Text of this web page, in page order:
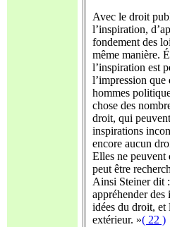
Avec le droit
l’inspiration,
fondement des
même manière.
l’inspiration est
l’impression
hommes
chose des
droit, qui
inspirations
encore aucun
Elles ne peuvent
peut être
Ainsi Steiner dit
appréhender
idées du droit,
extérieur. »( 22 )